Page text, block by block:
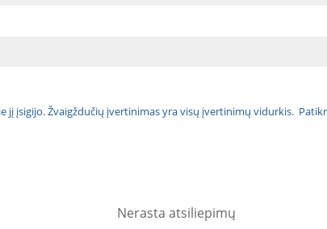
jį įsigijo. Žvaigždučių įvertinimas yra visų įvertinimų vidurkis.
Nerasta atsiliepimų